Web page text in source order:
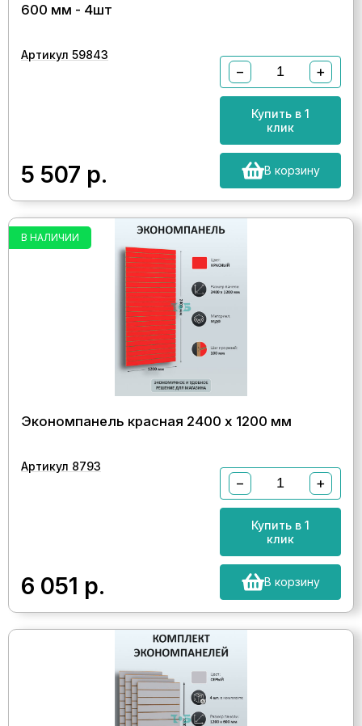
600 мм - 4шт
Артикул 59843
5 507 р.
− +
Купить в 1
клик
В корзину
В НАЛИЧИИ
Экономпанель красная 2400 х 1200 мм
Артикул 8793
6 051 р.
− +
Купить в 1
клик
В корзину